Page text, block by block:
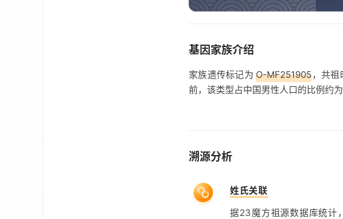
基因家族介绍
家族遗传标记为O-MF251905，共祖
前，该类型占中国男性人口的比例约为
溯源分析
姓氏关联
据23魔方祖源数据库统计